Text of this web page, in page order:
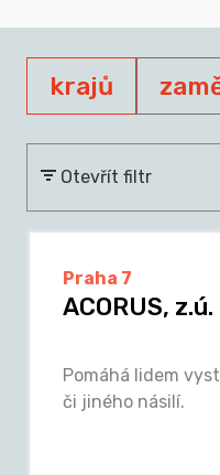
krajů
Otevřít filtr
Praha 7
ACORUS, z.ú.
Pomáhá lidem
či jiného násilí.